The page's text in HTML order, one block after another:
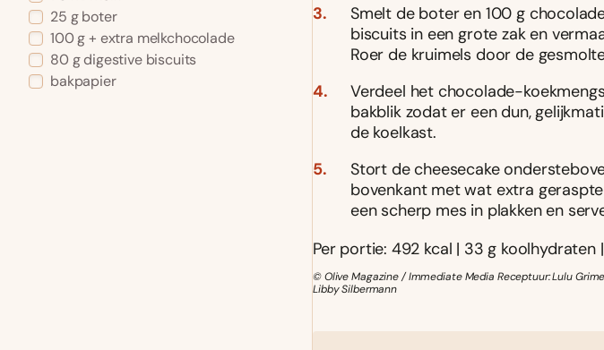
25 g boter
100 g + extra melkchocolade
80 g digestive biscuits
bakpapier
Smelt de boter en 100 g
biscuits in een grote zak en
Roer de kruimels door de
Verdeel het chocolade-
bakblik zodat er een dun,
de koelkast.
Stort de cheesecake
bovenkant met wat extra
een scherp mes in plakken en
Per portie: 492 kcal | 33 g koolhydraten
© Olive Magazine / Immediate Media Receptuur: Lulu
Libby Silbermann